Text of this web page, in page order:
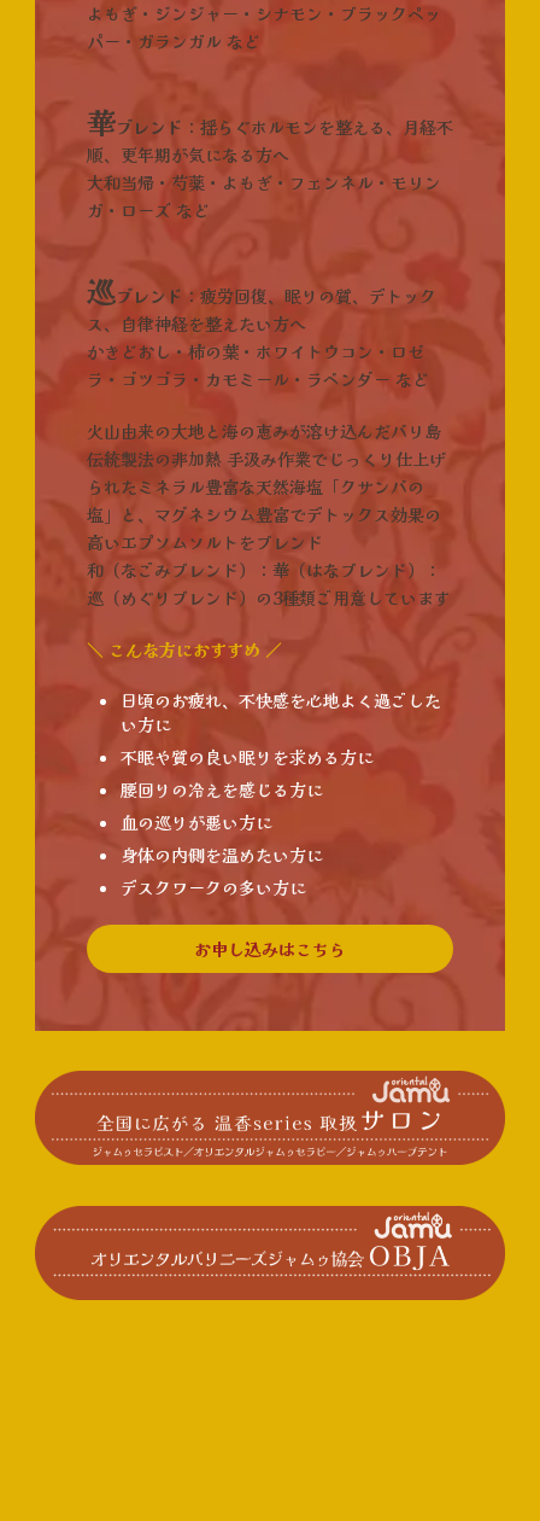
よもぎ・ジンジャー・シナモン・ブラックペッ
パー・ガランガル など
華ブレンド ： 揺らぐホルモンを整える、月経不
順、更年期が気になる方へ
大和当帰・芍薬・よもぎ・フェンネル・モリン
ガ・ローズ など
巡ブレンド ： 疲労回復、眠りの質、デトック
ス、自律神経を整えたい方へ
かきどおし・柿の葉・ホワイトウコン・ロゼ
ラ・ゴツゴラ・カモミール・ラベンダー など
火山由来の大地と海の恵みが溶け込んだバリ島
伝統製法の非加熱 手汲み作業でじっくり仕上げ
られたミネラル豊富な天然海塩「クサンバの
塩」と、マグネシウム豊富でデトックス効果の
高いエプソムソルトをブレンド
和（なごみブレンド）：華（はなブレンド）：
巡（めぐりブレンド）の3種類ご用意しています
＼ こんな方におすすめ ／
日頃のお疲れ、不快感を心地よく過ごした
い方に
不眠や質の良い眠りを求める方に
腰回りの冷えを感じる方に
血の巡りが悪い方に
身体の内側を温めたい方に
デスクワークの多い方に
お申し込みはこちら